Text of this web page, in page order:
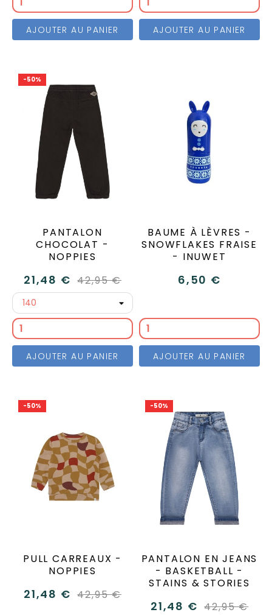
AJOUTER AU PANIER AJOUTER AU PANIER
-50%
PANTALON
CHOCOLAT -
NOPPIES
21,48 € 42,95 €
AJOUTER AU PANIER
BAUME À LÈVRES -
SNOWFLAKES FRAISE
- INUWET
6,50 €
AJOUTER AU PANIER
-50%
PULL CARREAUX -
NOPPIES
21,48 € 42,95 €
-50%
PANTALON EN JEANS
- BASKETBALL -
STAINS & STORIES
21,48 € 42,95 €